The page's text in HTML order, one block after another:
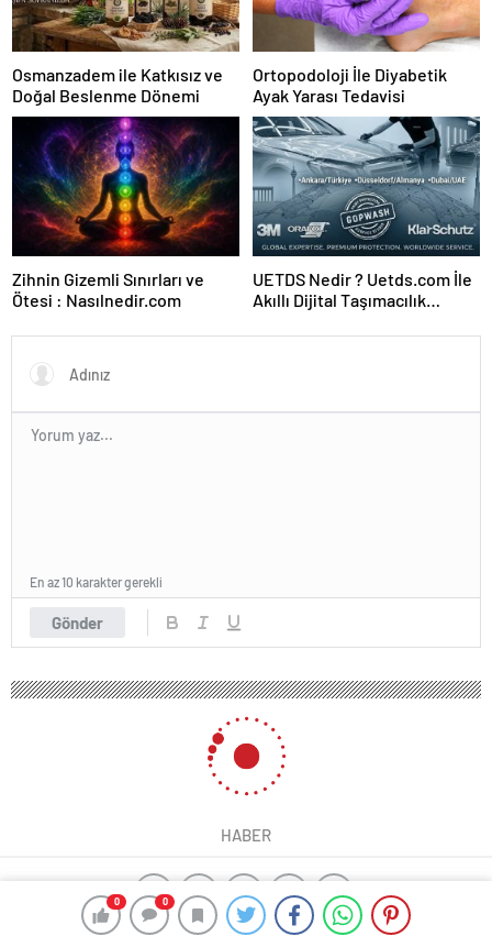
0 0
Osmanzadem ile Katkısız ve
Doğal Beslenme Dönemi
Ortopodoloji İle Diyabetik
Ayak Yarası Tedavisi
Zihnin Gizemli Sınırları ve
Ötesi : Nasılnedir.com
UETDS Nedir ? Uetds.com İle
Akıllı Dijital Taşımacılık
Gönder
En az 10 karakter gerekli
HABER